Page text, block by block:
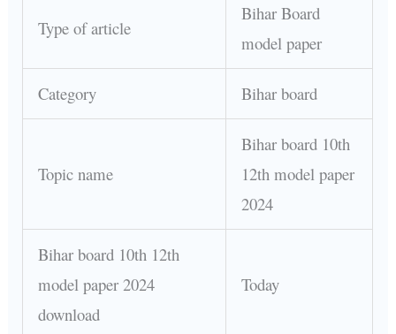
Type of article
Bihar Board
model paper
Category Bihar board
Topic name
Bihar board 10th
12th model paper
2024
Bihar board 10th 12th
model paper 2024
download
Today